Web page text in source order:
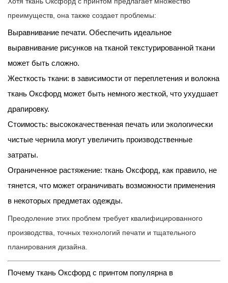
преимуществ, она также создает проблемы:
Выравнивание печати. Обеспечить идеальное
выравнивание рисунков на тканой текстурированной ткани
может быть сложно.
Жесткость ткани: в зависимости от переплетения и волокна
ткань Оксфорд может быть немного жесткой, что ухудшает
драпировку.
Стоимость: высококачественная печать или экологически
чистые чернила могут увеличить производственные
затраты.
Ограниченное растяжение: ткань Оксфорд, как правило, не
тянется, что может ограничивать возможности применения
в некоторых предметах одежды.
Преодоление этих проблем требует квалифицированного
производства, точных технологий печати и тщательного
планирования дизайна.
Почему ткань Оксфорд с принтом популярна в